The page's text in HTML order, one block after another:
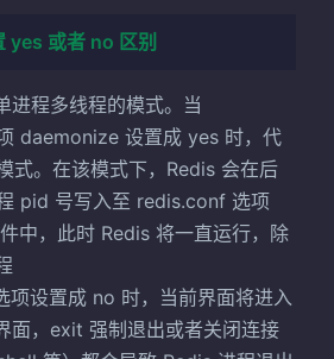
yes 或者 no 区别
进程多线程的模式。当
daemonize 设置成 yes 时，代
式。在该模式下，Redis 会在后
pid 号写入至 redis.conf 选项
中，此时 Redis 将一直运行，除
项设置成 no 时，当前界面将进入
面，exit 强制退出或者关闭连接